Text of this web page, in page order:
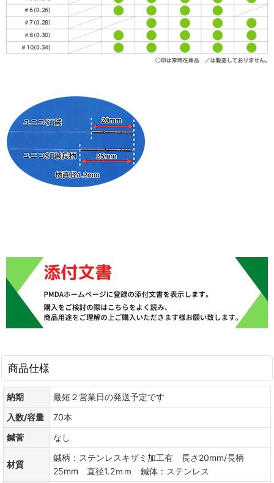
商品仕様
納期
最短２営業日の発送予定です
入数/容量
70本
鍼菅
なし
材質
鍼柄：ステンレスキザミ加工有 長さ20mm/長柄
25mm 直径1.2ｍｍ 鍼体：ステンレス